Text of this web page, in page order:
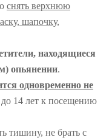
снять верхнюю
шапочку,
находящиеся
опьянении.
одновременно не
до 14 лет к посещению
тишину, не брать с